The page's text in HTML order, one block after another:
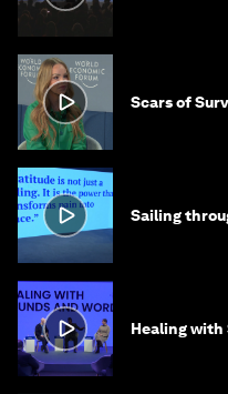
Scars of
Sailing
Healing with